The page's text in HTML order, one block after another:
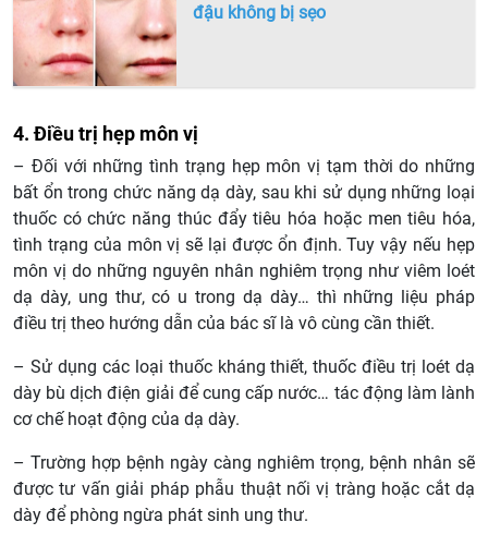
đậu không bị sẹo
4. Điều trị hẹp môn vị
– Đối với những tình trạng hẹp môn vị tạm thời do những
bất ổn trong chức năng dạ dày, sau khi sử dụng những loại
thuốc có chức năng thúc đẩy tiêu hóa hoặc men tiêu hóa,
tình trạng của môn vị sẽ lại được ổn định. Tuy vậy nếu hẹp
môn vị do những nguyên nhân nghiêm trọng như viêm loét
dạ dày, ung thư, có u trong dạ dày… thì những liệu pháp
điều trị theo hướng dẫn của bác sĩ là vô cùng cần thiết.
– Sử dụng các loại thuốc kháng thiết, thuốc điều trị loét dạ
dày bù dịch điện giải để cung cấp nước… tác động làm lành
cơ chế hoạt động của dạ dày.
– Trường hợp bệnh ngày càng nghiêm trọng, bệnh nhân sẽ
được tư vấn giải pháp phẫu thuật nối vị tràng hoặc cắt dạ
dày để phòng ngừa phát sinh ung thư.